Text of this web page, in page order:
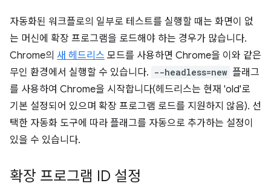
자동화된 워크플로의 일부로 테스트를 실행할 때는 화면이 없
는 머신에 확장 프로그램을 로드해야 하는 경우가 많습니다.
Chrome의 새 헤드리스 모드를 사용하면 Chrome을 이와 같은
무인 환경에서 실행할 수 있습니다. --headless=new 플래그
를 사용하여 Chrome을 시작합니다(헤드리스는 현재 'old'로
기본 설정되어 있으며 확장 프로그램 로드를 지원하지 않음). 선
택한 자동화 도구에 따라 플래그를 자동으로 추가하는 설정이
있을 수 있습니다.
확장 프로그램 ID 설정